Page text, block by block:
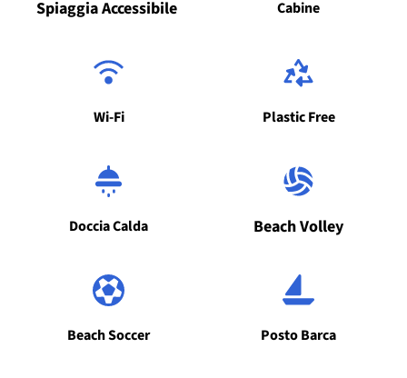
Spiaggia Accessibile Cabine
Wi-Fi Plastic Free
Doccia Calda Beach Volley
Beach Soccer Posto Barca